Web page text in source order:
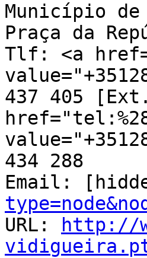
Município
Praça da
Tlf: <a
437 405
434 288
Email:
URL:
http://